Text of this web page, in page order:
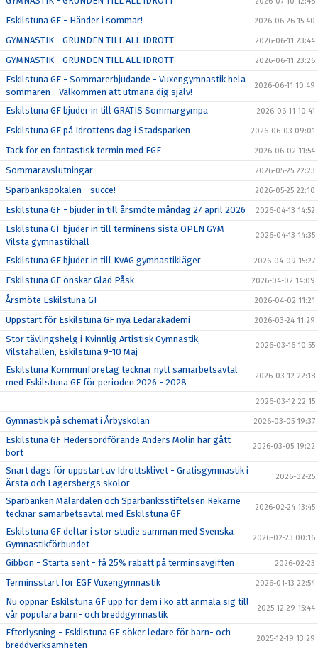
Eskilstuna GF - Händer i sommar! 2026-06-26 15:40
GYMNASTIK - GRUNDEN TILL ALL IDROTT 2026-06-11 23:44
GYMNASTIK - GRUNDEN TILL ALL IDROTT 2026-06-11 23:26
Eskilstuna GF - Sommarerbjudande - Vuxengymnastik hela
sommaren - Välkommen att utmana dig själv!
2026-06-11 10:49
Eskilstuna GF bjuder in till GRATIS Sommargympa 2026-06-11 10:41
Eskilstuna GF på Idrottens dag i Stadsparken 2026-06-03 09:01
Tack för en fantastisk termin med EGF 2026-06-02 11:54
Sommaravslutningar 2026-05-25 22:23
Sparbankspokalen - succe! 2026-05-25 22:10
Eskilstuna GF - bjuder in till årsmöte måndag 27 april 2026 2026-04-13 14:52
Eskilstuna GF bjuder in till terminens sista OPEN GYM -
Vilsta gymnastikhall
2026-04-13 14:35
Eskilstuna GF bjuder in till KvAG gymnastikläger 2026-04-09 15:27
Eskilstuna GF önskar Glad Påsk 2026-04-02 14:09
Årsmöte Eskilstuna GF 2026-04-02 11:21
Uppstart för Eskilstuna GF nya Ledarakademi 2026-03-24 11:29
Stor tävlingshelg i Kvinnlig Artistisk Gymnastik,
Vilstahallen, Eskilstuna 9-10 Maj
2026-03-16 10:55
Eskilstuna Kommunföretag tecknar nytt samarbetsavtal
med Eskilstuna GF för perioden 2026 - 2028
2026-03-12 22:18
2026-03-12 22:15
Gymnastik på schemat i Årbyskolan 2026-03-05 19:37
Eskilstuna GF Hedersordförande Anders Molin har gått
bort
2026-03-05 19:22
Snart dags för uppstart av Idrottsklivet - Gratisgymnastik i
Ärsta och Lagersbergs skolor
2026-02-25
Sparbanken Mälardalen och Sparbanksstiftelsen Rekarne
tecknar samarbetsavtal med Eskilstuna GF
2026-02-24 13:45
Eskilstuna GF deltar i stor studie samman med Svenska
Gymnastikförbundet
2026-02-23 00:16
Gibbon - Starta sent - få 25% rabatt på terminsavgiften 2026-02-23
Terminsstart för EGF Vuxengymnastik 2026-01-13 22:54
Nu öppnar Eskilstuna GF upp för dem i kö att anmäla sig till
vår populära barn- och breddgymnastik
2025-12-29 15:44
Efterlysning - Eskilstuna GF söker ledare för barn- och
breddverksamheten
2025-12-19 13:29